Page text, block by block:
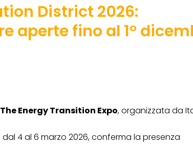
District 2026:
aperte fino al 1°
Energy Transition Expo, organizzata da
dal 4 al 6 marzo 2026, conferma la presenza